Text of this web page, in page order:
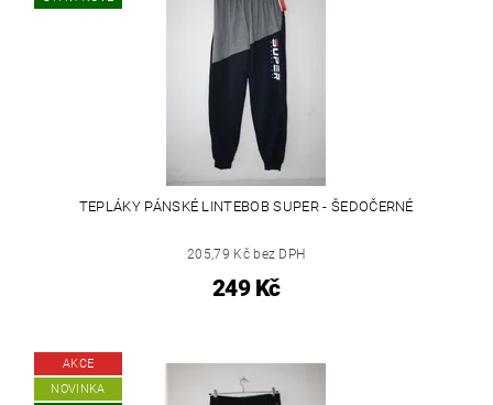
TEPLÁKY PÁNSKÉ LINTEBOB SUPER - ŠEDOČERNÉ
205,79 Kč bez DPH
249 Kč
AKCE
NOVINKA